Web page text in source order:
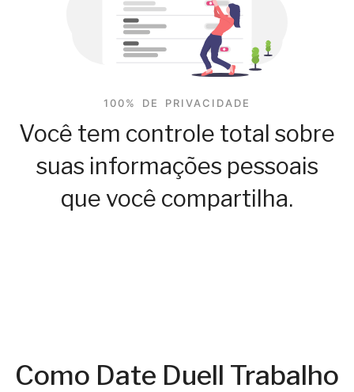
100% DE PRIVACIDADE
Você tem controle total sobre
suas informações pessoais
que você compartilha.
Como Date Duell Trabalho